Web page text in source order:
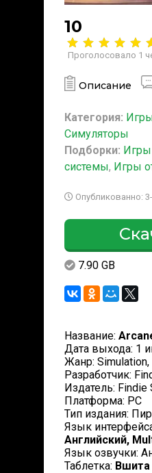
10
Проголосовало 1
Описание
Категория:
Симуляторы
Подборки: Игры
системы, Игры
Опубликованно:
7.90 GB
Название:
Дата выхода: 1
Жанр:
Разработчик:
Издатель: Findie
Платформа: PC
Тип издания:
Язык
Английский,
Язык озвучки:
Таблетка: Вшита